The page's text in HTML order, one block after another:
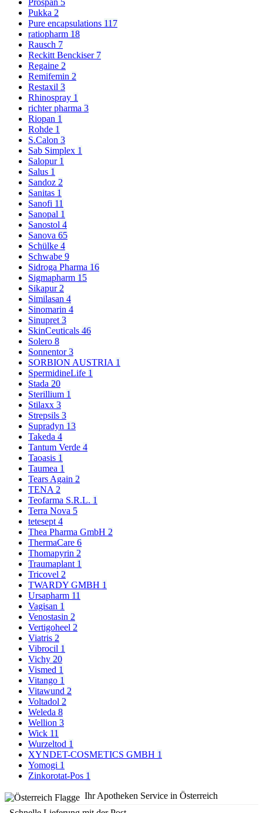
Prospan 5
Pukka 2
Pure encapsulations 117
ratiopharm 18
Rausch 7
Reckitt Benckiser 7
Regaine 2
Remifemin 2
Restaxil 3
Rhinospray 1
richter pharma 3
Riopan 1
Rohde 1
S.Calon 3
Sab Simplex 1
Salopur 1
Salus 1
Sandoz 2
Sanitas 1
Sanofi 11
Sanopal 1
Sanostol 4
Sanova 65
Schülke 4
Schwabe 9
Sidroga Pharma 16
Sigmapharm 15
Sikapur 2
Similasan 4
Sinomarin 4
Sinupret 3
SkinCeuticals 46
Solero 8
Sonnentor3
SORBION AUSTRIA 1
SpermidineLife 1
Stada 20
Sterillium 1
Stilaxx 3
Strepsils 3
Supradyn 13
Takeda 4
Tantum Verde 4
Taoasis 1
Taumea 1
Tears Again 2
TENA 2
Teofarma S.R.L. 1
Terra Nova 5
tetesept 4
Thea Pharma GmbH 2
ThermaCare 6
Thomapyrin 2
Traumaplant 1
Tricovel 2
TWARDY GMBH 1
Ursapharm 11
Vagisan 1
Venostasin 2
Vertigoheel 2
Viatris 2
Vibrocil 1
Vichy 20
Vismed 1
Vitango 1
Vitawund 2
Voltadol 2
Weleda 8
Wellion 3
Wick 11
Wurzeltod 1
XYNDET-COSMETICS GMBH 1
Yomogi 1
Zinkorotat-Pos 1
Ihr Apotheken Service in Österreich